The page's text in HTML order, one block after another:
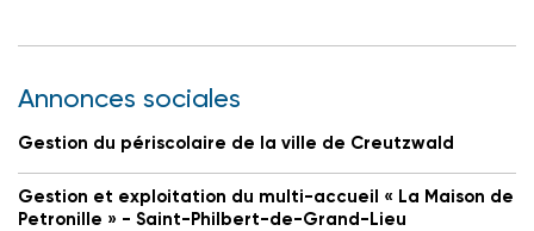
Annonces sociales
Gestion du périscolaire de la ville de Creutzwald
Gestion et exploitation du multi-accueil « La Maison de
Petronille » - Saint-Philbert-de-Grand-Lieu